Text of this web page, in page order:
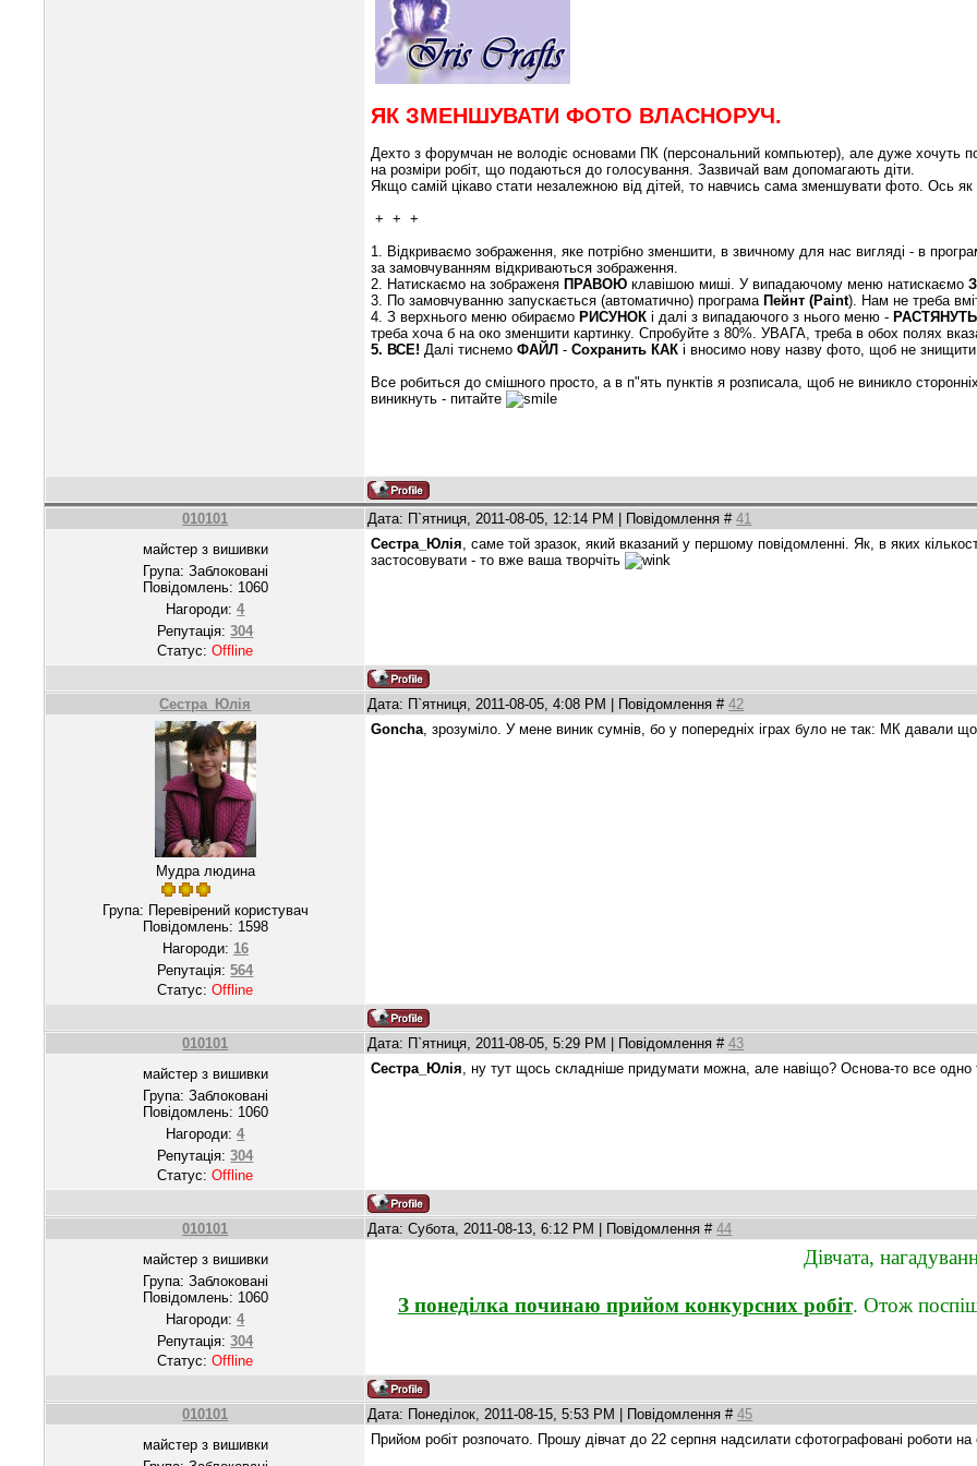
ЯК ЗМЕНШУВАТИ ФОТО ВЛАСНОРУЧ.
Дехто з форумчан не володіє основами ПК (персональний компьютер), але дуже хочуть
на розміри робіт, що подаються до голосування. Зазвичай вам допомагають діти.
Якщо самій цікаво стати незалежною від дітей, то навчись сама зменшувати фото. Ось як
+ + +
1. Відкриваємо зображення, яке потрібно зменшити, в звичному для нас вигляді - в
за замовчуванням відкриваються зображення.
2. Натискаємо на зображеня ПРАВОЮ клавішою миші. У випадаючому меню натискаємо
3. По замовчуванню запускається (автоматично) програма Пейнт (Paint). Нам не треба
4. З верхнього меню обираємо РИСУНОК і далі з випадаючого з нього меню -
треба хоча б на око зменшити картинку. Спробуйте з 80%. УВАГА, треба в обох полях
5. ВСЕ! Далі тиснемоФАЙЛ -Сохранить КАК і вносимо нову назву фото, щоб не
Все робиться до смішного просто, а в п"ять пунктів я розписала, щоб не виникло
виникнуть - питайте
010101 Дата: П`ятниця, 2011-08-05, 12:14 PM | Повідомлення #41
майстер з вишивки
Група: Заблоковані
Повідомлень: 1060
Нагороди:4
Репутація:304
Статус:Offline
Сестра_Юлія , саме той зразок, який вказаний у першому повідомленні. Як, в яких
застосовувати - то вже ваша творчіть
Сестра_Юлія Дата: П`ятниця, 2011-08-05, 4:08 PM | Повідомлення #42
Мудра людина
Група: Перевірений користувач
Повідомлень: 1598
Нагороди: 16
Репутація:564
Статус:Offline
Goncha , зрозуміло. У мене виник сумнів, бо у попередніх іграх було не так: МК давали
010101 Дата: П`ятниця, 2011-08-05, 5:29 PM | Повідомлення #43
майстер з вишивки
Група: Заблоковані
Повідомлень: 1060
Нагороди:4
Репутація:304
Статус:Offline
Сестра_Юлія , ну тут щось складніше придумати можна, але навіщо? Основа-то все
010101 Дата: Субота, 2011-08-13, 6:12 PM | Повідомлення #44
майстер з вишивки
Група: Заблоковані
Повідомлень: 1060
Нагороди:4
Репутація:304
Статус:Offline
Дівчата,
З понеділка починаю прийом конкурсних робіт. Отож
010101 Дата: Понеділок, 2011-08-15, 5:53 PM | Повідомлення #45
майстер з вишивки
Прийом робіт розпочато. Прошу дівчат до 22 серпня надсилати сфотографовані роботи